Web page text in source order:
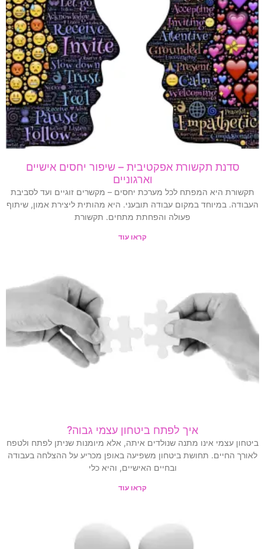
סדנת תקשורת אפקטיבית – שיפור יחסים אישיים
וארגוניים
תקשורת היא המפתח לכל מערכת יחסים – מקשרים זוגיים ועד לסביבת
העבודה. במיוחד במקום עבודה תובעני. היא מהותית ליצירת אמון, שיתוף
פעולה והפחתת מתחים. תקשורת
קראו עוד
איך לפתח ביטחון עצמי גבוה?
ביטחון עצמי אינו מתנה שנולדים איתה, אלא מיומנות שניתן לפתח ולטפח
לאורך החיים. תחושת ביטחון משפיעה באופן מכריע על ההצלחה בעבודה
ובחיים האישיים, והיא כלי
קראו עוד